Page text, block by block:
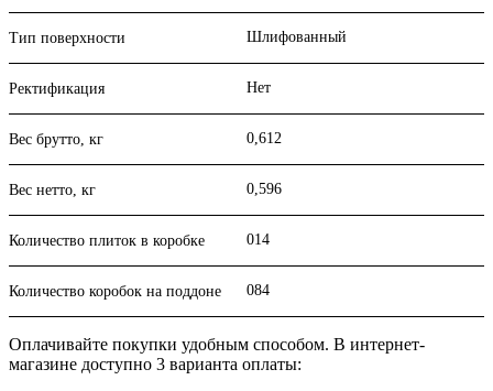
Тип поверхности Шлифованный
Ректификация Нет
Вес брутто, кг 0,612
Вес нетто, кг 0,596
Количество плиток в коробке 014
Количество коробок на поддоне 084
Оплачивайте покупки удобным способом. В интернет-
магазине доступно 3 варианта оплаты: